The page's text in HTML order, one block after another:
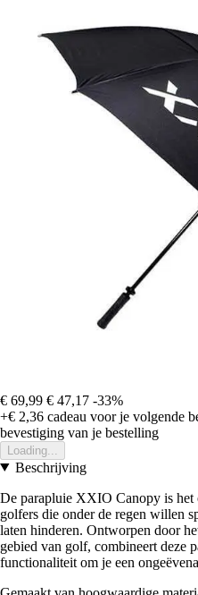
€ 69,99 € 47,17 -33%
+€ 2,36 cadeau voor je volgende
bevestiging van je bestelling
Loading...
Beschrijving
De parapluie XXIO Canopy is het
golfers die onder de regen willen
laten hinderen. Ontworpen door
gebied van golf, combineert deze
functionaliteit om je een